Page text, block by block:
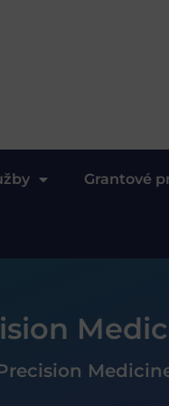
Grantové